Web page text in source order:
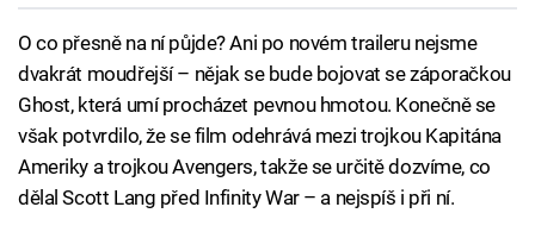
O co přesně na ní půjde? Ani po novém traileru nejsme
dvakrát moudřejší – nějak se bude bojovat se záporačkou
Ghost, která umí procházet pevnou hmotou. Konečně se
však potvrdilo, že se film odehrává mezi trojkou Kapitána
Ameriky a trojkou Avengers, takže se určitě dozvíme, co
dělal Scott Lang před Infinity War – a nejspíš i při ní.